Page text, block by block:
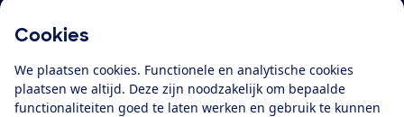
Cookies
We plaatsen cookies. Functionele en analytische cookies
plaatsen we altijd. Deze zijn noodzakelijk om bepaalde
functionaliteiten goed te laten werken en gebruik te kunnen